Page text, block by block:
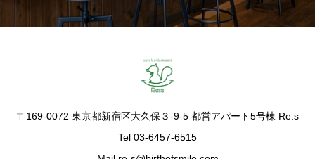
〒169-0072 東京都新宿区大久保３-9-5 都営アパート5号棟 Re:s
Tel 03-6457-6515